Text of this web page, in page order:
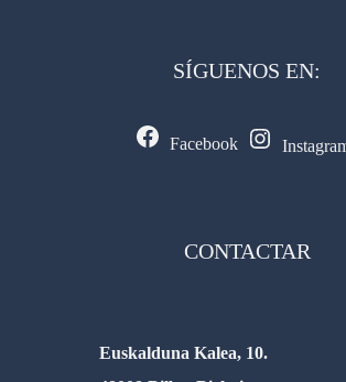
SÍGUENOS EN:
Facebook
CONTACTAR
Euskalduna Kalea, 10.